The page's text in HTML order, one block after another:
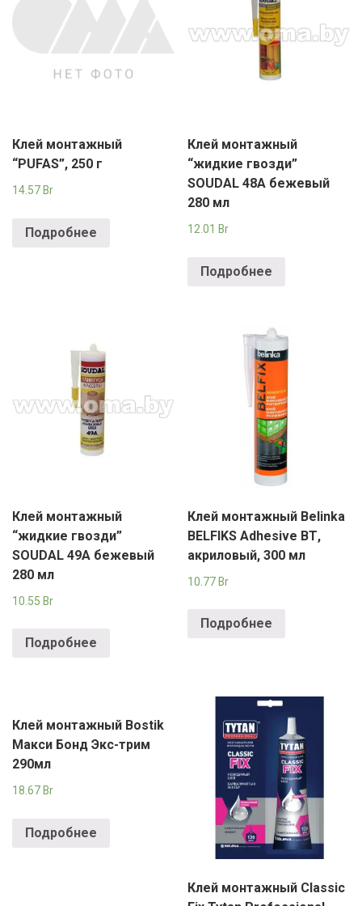
Клей монтажный
“PUFAS”, 250 г
14.57 Br
Подробнее
Клей монтажный
“жидкие гвозди”
SOUDAL 48А бежевый
280 мл
12.01 Br
Подробнее
Клей монтажный
“жидкие гвозди”
SOUDAL 49А бежевый
280 мл
10.55 Br
Подробнее
Клей монтажный Belinka
BELFIKS Adhesive BТ,
акриловый, 300 мл
10.77Br
Подробнее
Клей монтажный Bostik
Макси Бонд Экс-трим
290мл
18.67 Br
Подробнее
Клей монтажный Classic